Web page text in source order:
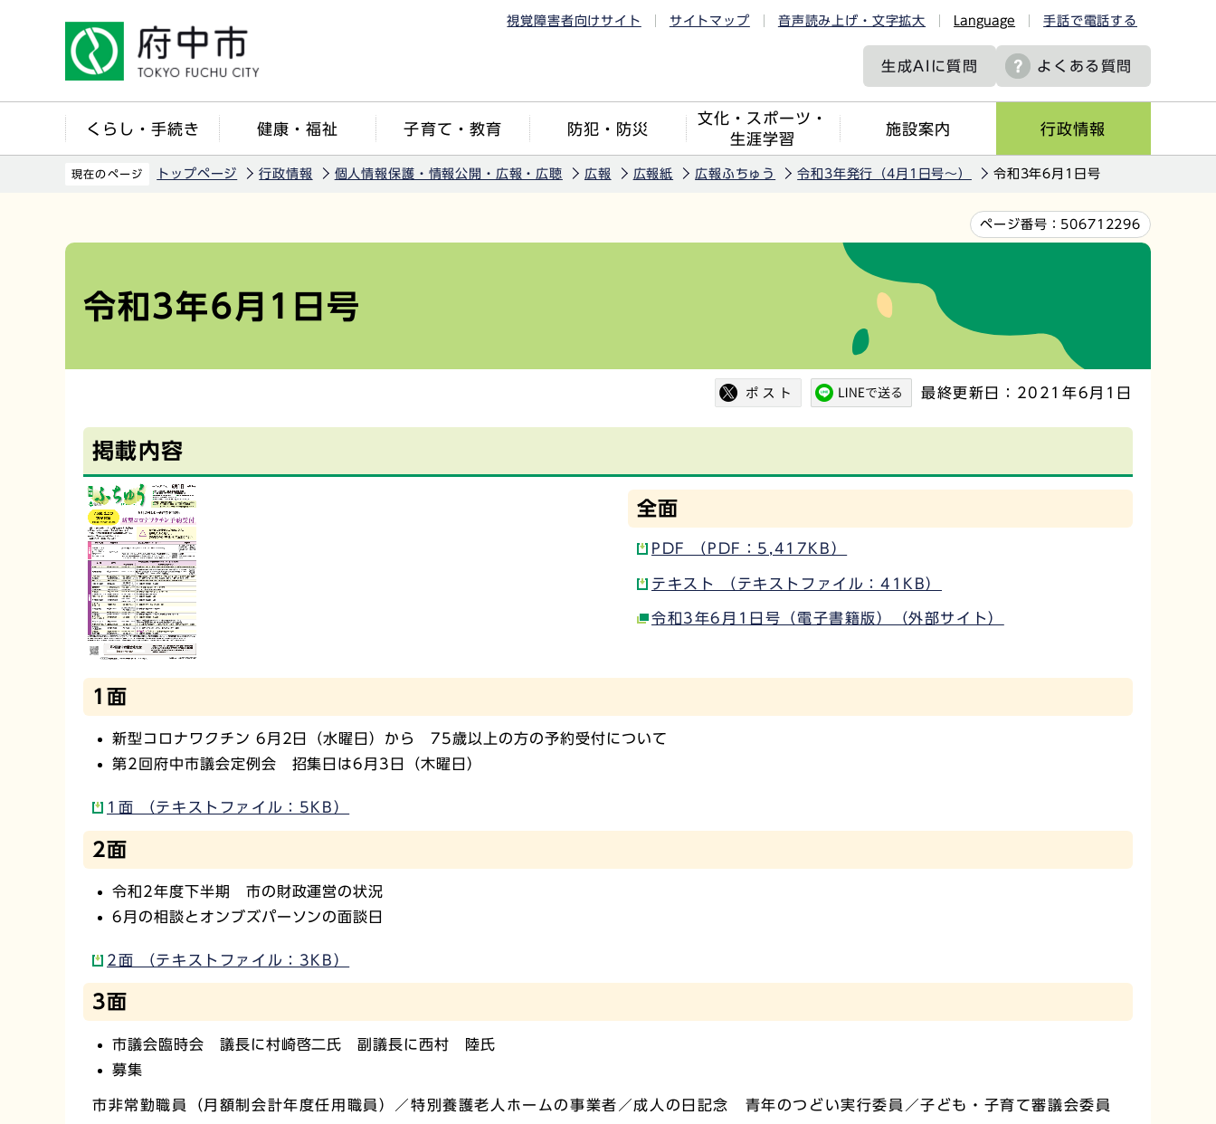
視覚障害者向けサイト サイトマップ 音声読み上げ・文字拡大 Language 手話で電話する
生成AIに質問 よくある質問
くらし・手続き 健康・福祉 子育て・教育 防犯・防災
文化・スポーツ・
生涯学習
施設案内 行政情報
現在のページ トップページ 行政情報 個人情報保護・情報公開・広報・広聴 広報 広報紙 広報ふちゅう 令和3年発行（4月1日号～） 令和3年6月1日号
ページ番号： 506712296
令和3年6月1日号
最終更新日：2021年6月1日
掲載内容
全面
PDF （PDF：5,417KB）
テキスト （テキストファイル：41KB）
令和3年6月1日号（電子書籍版）（外部サイト）
1面
新型コロナワクチン 6月2日（水曜日）から 75歳以上の方の予約受付について
第2回府中市議会定例会 招集日は6月3日（木曜日）
1面 （テキストファイル：5KB）
2面
令和2年度下半期 市の財政運営の状況
6月の相談とオンブズパーソンの面談日
2面 （テキストファイル：3KB）
3面
市議会臨時会 議長に村崎啓二氏 副議長に西村 陸氏
募集
市非常勤職員（月額制会計年度任用職員）／特別養護老人ホームの事業者／成人の日記念 青年のつどい実行委員／子ども・子育て審議会委員